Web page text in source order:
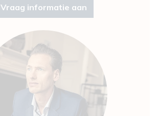
Vraag informatie aan